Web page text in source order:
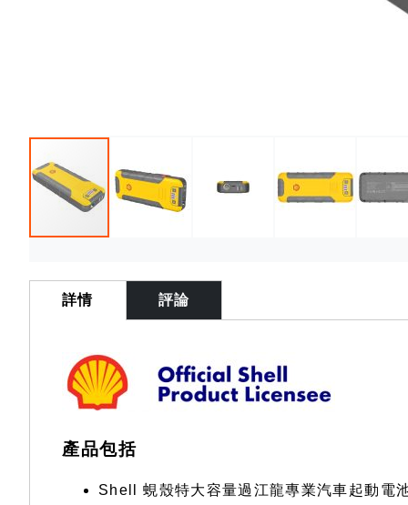
images
gallery
詳情
產品包括
Shell 蜆殼特大容量過江龍專業汽車起動
評論